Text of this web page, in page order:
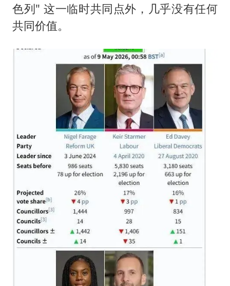
色列" 这一临时共同点外，几乎没有任何
共同价值。